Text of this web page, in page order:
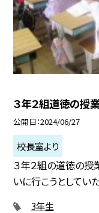
３年２組道徳の授
公開日 2024/06/27
校長室より
３年２組の道徳の授
いに行こうとしてい
3年生